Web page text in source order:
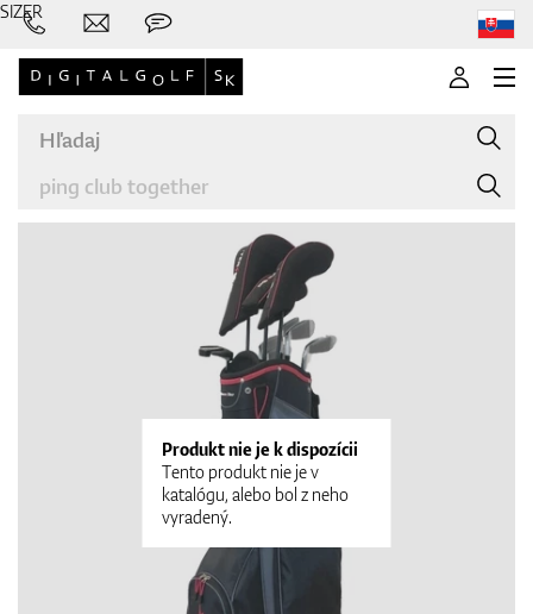
Značky
Palice
Oblečenie
Produkt nie je k dispozícii
Tento produkt nie je v
katalógu, alebo bol z neho
vyradený.
SIZER